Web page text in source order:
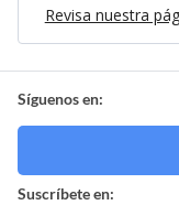
Revisa nuestra
Síguenos en:
Suscríbete en: